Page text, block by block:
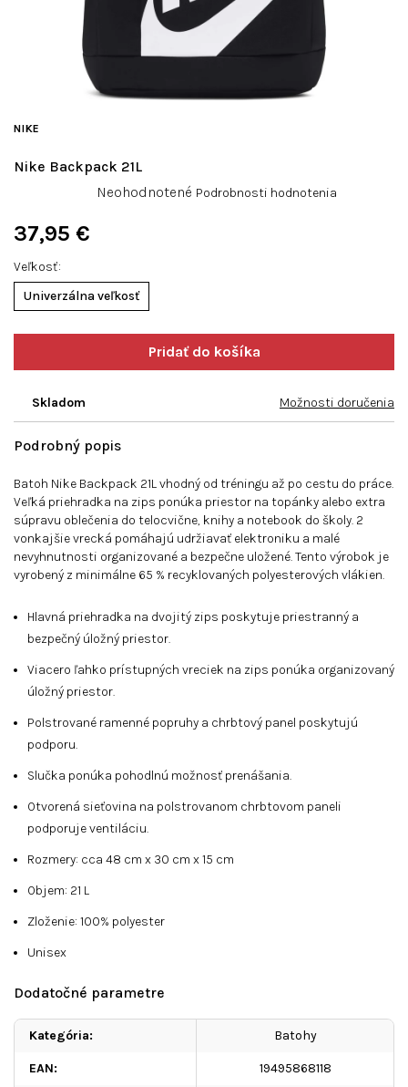
Veľkosť
Univerzálna veľkosť
37,95 €
Skladom Možnosti doručenia
Nike Backpack 21L
NIKE
Priemerné
z
5
Neohodnotené Podrobnosti hodnotenia
Podrobný popis
Batoh Nike Backpack 21L vhodný od tréningu až po cestu do práce.
Veľká priehradka na zips ponúka priestor na topánky alebo extra
súpravu oblečenia do telocvične, knihy a notebook do školy. 2
vonkajšie vrecká pomáhajú udržiavať elektroniku a malé
nevyhnutnosti organizované a bezpečne uložené. Tento výrobok je
vyrobený z minimálne 65 % recyklovaných polyesterových vlákien.
Hlavná priehradka na dvojitý zips poskytuje priestranný a
bezpečný úložný priestor.
Viacero ľahko prístupných vreciek na zips ponúka organizovaný
úložný priestor.
Polstrované ramenné popruhy a chrbtový panel poskytujú
podporu.
Slučka ponúka pohodlnú možnosť prenášania.
Otvorená sieťovina na polstrovanom chrbtovom paneli
podporuje ventiláciu.
Rozmery: cca 48 cm x 30 cm x 15 cm
Objem: 21 L
Zloženie: 100% polyester
Unisex
Dodatočné parametre
Kategória: Batohy
EAN: 19495868118